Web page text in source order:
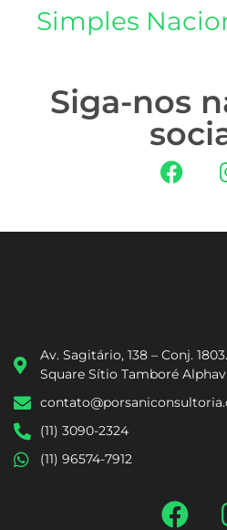
Simples
Siga-nos
Av. Sagitário, 138 – Conj.
Square Sítio Tamboré
(11) 3090-2324